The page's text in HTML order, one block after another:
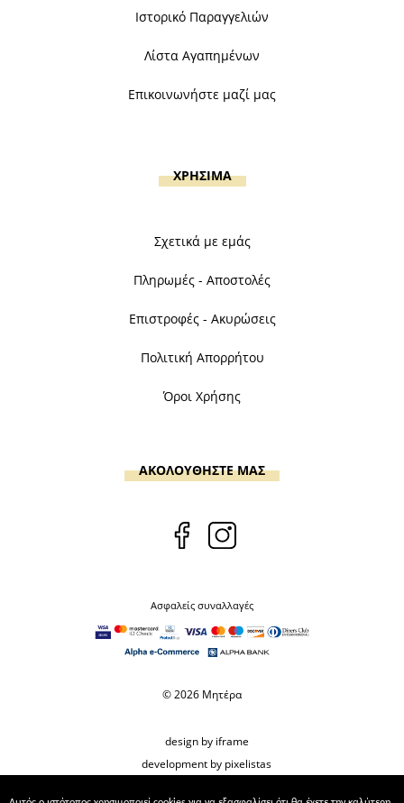
Ιστορικό Παραγγελιών
Λίστα Αγαπημένων
Επικοινωνήστε μαζί μας
ΧΡΗΣΙΜΑ
Σχετικά με εμάς
Πληρωμές - Αποστολές
Επιστροφές - Ακυρώσεις
Πολιτική Απορρήτου
Όροι Χρήσης
ΑΚΟΛΟΥΘΗΣΤΕ ΜΑΣ
Ασφαλείς συναλλαγές
© 2026 Μητέρα
design by iframe
development by pixelistas